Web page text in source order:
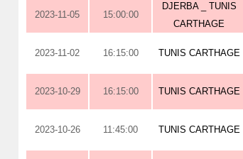
2023-11-05 15:00:00
DJERBA _ TUNIS
CARTHAGE
2023-11-02 16:15:00 TUNIS CARTHAGE
2023-10-29 16:15:00 TUNIS CARTHAGE
2023-10-26 11:45:00 TUNIS CARTHAGE